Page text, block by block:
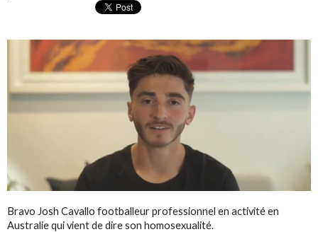
Bravo Josh Cavallo footballeur professionnel en activité en
Australie qui vient de dire son homosexualité.